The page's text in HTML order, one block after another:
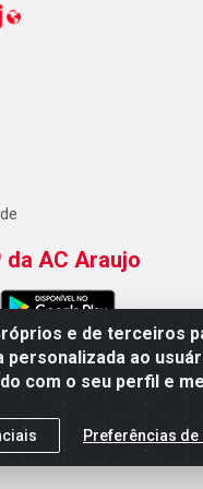
e de terceiros
ao
com o seu perfil e
Preferências de
da AC Araujo
Araujo Distribuidora - Rua